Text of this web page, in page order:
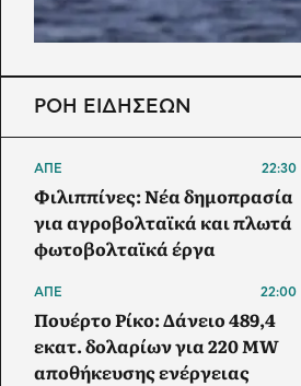
ΡΟΗ ΕΙΔΗΣΕΩΝ
ΑΠΕ 22:30
Φιλιππίνες: Νέα δημοπρασία
για αγροβολταϊκά και πλωτά
φωτοβολταϊκά έργα
ΑΠΕ 22:00
Πουέρτο Ρίκο: Δάνειο 489,4
εκατ. δολαρίων για 220 MW
αποθήκευσης ενέργειας